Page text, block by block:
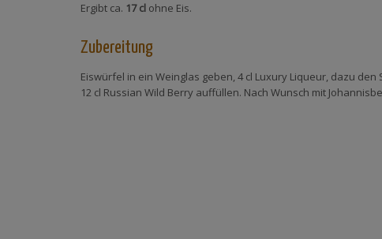
Ergibt ca. 17 cl ohne Eis.
Zubereitung
Eiswürfel in ein Weinglas geben, 4 cl Luxury Liqueur, dazu den
12 cl Russian Wild Berry auffüllen. Nach Wunsch mit